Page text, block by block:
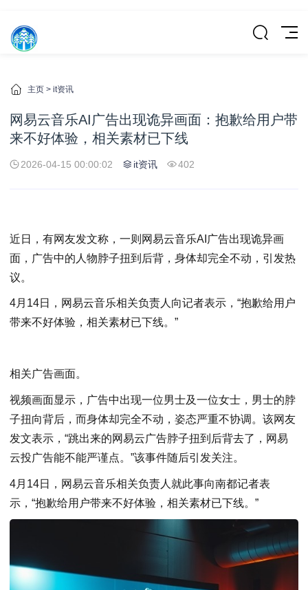
主页 > it资讯
网易云音乐AI广告出现诡异画面：抱歉给用户带
来不好体验，相关素材已下线
2026-04-15 00:00:02 it资讯 402
近日，有网友发文称，一则网易云音乐AI广告出现诡异画
面，广告中的人物脖子扭到后背，身体却完全不动，引发热
议。
4月14日，网易云音乐相关负责人向记者表示，“抱歉给用户
带来不好体验，相关素材已下线。”
相关广告画面。
视频画面显示，广告中出现一位男士及一位女士，男士的脖
子扭向背后，而身体却完全不动，姿态严重不协调。该网友
发文表示，“跳出来的网易云广告脖子扭到后背去了，网易
云投广告能不能严谨点。”该事件随后引发关注。
4月14日，网易云音乐相关负责人就此事向南都记者表
示，“抱歉给用户带来不好体验，相关素材已下线。”